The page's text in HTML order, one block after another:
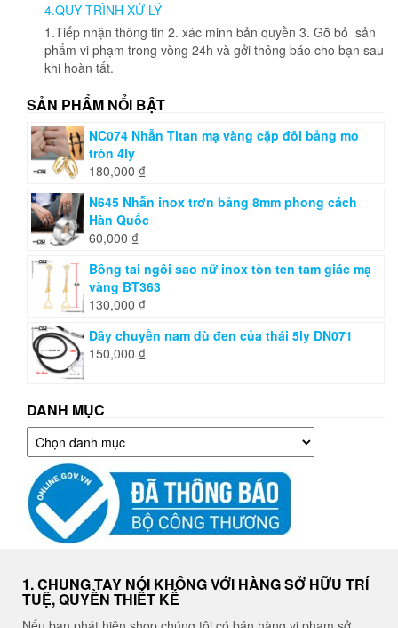
4.QUY TRÌNH XỬ LÝ
1.Tiếp nhận thông tin 2. xác minh bản quyền 3. Gỡ bỏ sản
phẩm vi phạm trong vòng 24h và gởi thông báo cho bạn sau
khi hoàn tất.
SẢN PHẨM NỔI BẬT
NC074 Nhẫn Titan mạ vàng cặp đôi bảng mo
tròn 4ly
180,000 ₫
N645 Nhẫn inox trơn bảng 8mm phong cách
Hàn Quốc
60,000 ₫
Bông tai ngôi sao nữ inox tòn ten tam giác mạ
vàng BT363
130,000 ₫
Dây chuyền nam dù đen của thái 5ly DN071
150,000 ₫
DANH MỤC
Danh
mục
1. CHUNG TAY NÓI KHÔNG VỚI HÀNG SỞ HỮU TRÍ
TUỆ, QUYỀN THIẾT KẾ